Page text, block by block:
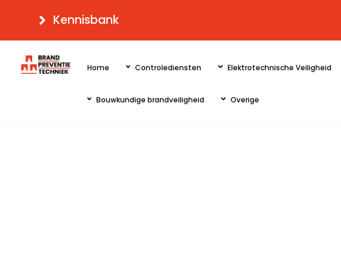
content
Kennisbank
Home Controlediensten Elektrotechnische Veiligheid
Bouwkundige brandveiligheid Overige